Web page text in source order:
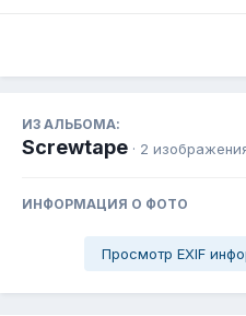
ИЗ АЛЬБОМА:
Screwtape · 2
ИНФОРМАЦИЯ О ФОТО
Просмотр EXIF